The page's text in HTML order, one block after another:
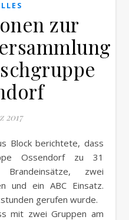
zur
2017
Ossendorf zu 31
zwei
und ein ABC Einsatz.
gerufen wurde.
mit zwei Gruppen am